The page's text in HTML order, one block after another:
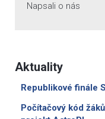
Napsali o nás
Aktuality
Republikové finále
Počítačový kód